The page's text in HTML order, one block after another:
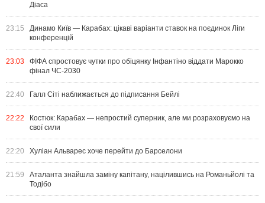
Діаса
23:15
Динамо Київ — Карабах: цікаві варіанти ставок на поєдинок Ліги
конференцій
23:03
ФІФА спростовує чутки про обіцянку Інфантіно віддати Марокко
фінал ЧС-2030
22:40 Галл Сіті наближається до підписання Бейлі
22:22
Костюк: Карабах — непростий суперник, але ми розраховуємо на
свої сили
22:20 Хуліан Альварес хоче перейти до Барселони
21:59
Аталанта знайшла заміну капітану, націлившись на Романьйолі та
Тодібо